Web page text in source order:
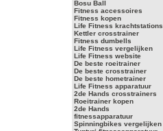
Bosu Ball
Fitness accessoires
Fitness kopen
Life Fitness krachtstations
Kettler crosstrainer
Fitness dumbells
Life Fitness vergelijken
Life Fitness website
De beste roeitrainer
De beste crosstrainer
De beste hometrainer
Life Fitness apparatuur
2de Hands crosstrainers
Roeitrainer kopen
2de Hands
fitnessapparatuur
Spinningbikes vergelijken